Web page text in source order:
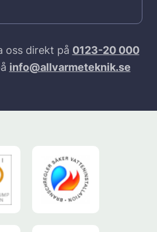
oss direkt på 0123-20 000
info@allvarmeteknik.se